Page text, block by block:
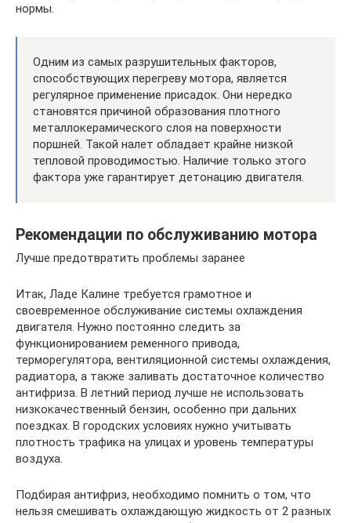
нормы.
Одним из самых разрушительных факторов,
способствующих перегреву мотора, является
регулярное применение присадок. Они нередко
становятся причиной образования плотного
металлокерамического слоя на поверхности
поршней. Такой налет обладает крайне низкой
тепловой проводимостью. Наличие только этого
фактора уже гарантирует детонацию двигателя.
Рекомендации по обслуживанию мотора
Лучше предотвратить проблемы заранее
Итак, Ладе Калине требуется грамотное и
своевременное обслуживание системы охлаждения
двигателя. Нужно постоянно следить за
функционированием ременного привода,
терморегулятора, вентиляционной системы охлаждения,
радиатора, а также заливать достаточное количество
антифриза. В летний период лучше не использовать
низкокачественный бензин, особенно при дальних
поездках. В городских условиях нужно учитывать
плотность трафика на улицах и уровень температуры
воздуха.
Подбирая антифриз, необходимо помнить о том, что
нельзя смешивать охлаждающую жидкость от 2 разных